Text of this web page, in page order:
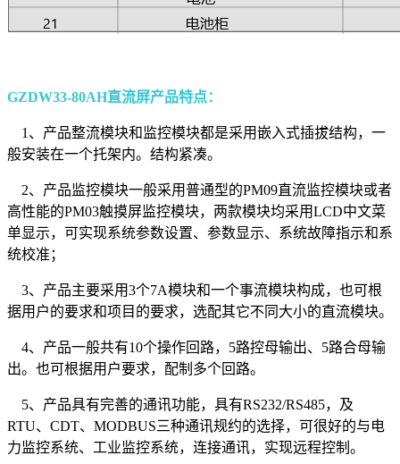
GZDW33-80AH直流屏产品特点：
1、产品整流模块和监控模块都是采用嵌入式插拔结构，一
般安装在一个托架内。结构紧凑。
2、产品监控模块一般采用普通型的PM09直流监控模块或者
高性能的PM03触摸屏监控模块，两款模块均采用LCD中文菜
单显示，可实现系统参数设置、参数显示、系统故障指示和系
统校准；
3、产品主要采用3个7A模块和一个事流模块构成，也可根
据用户的要求和项目的要求，选配其它不同大小的直流模块。
4、产品一般共有10个操作回路，5路控母输出、5路合母输
出。也可根据用户要求，配制多个回路。
5、产品具有完善的通讯功能，具有RS232/RS485，及
RTU、CDT、MODBUS三种通讯规约的选择，可很好的与电
力监控系统、工业监控系统，连接通讯，实现远程控制。